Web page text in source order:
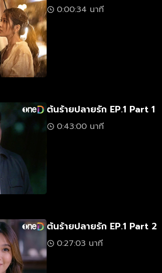
0:00:34 นาที
ต้นร้ายปลายรัก EP.1 Part 1
0:43:00 นาที
ต้นร้ายปลายรัก EP.1 Part 2
0:27:03 นาที